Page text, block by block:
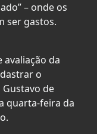
– onde os
ser gastos.
avaliação da
o
Gustavo de
quarta-feira da